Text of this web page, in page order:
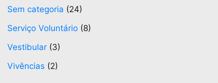
Sem categoria (24)
Serviço Voluntário (8)
Vestibular (3)
Vivências (2)